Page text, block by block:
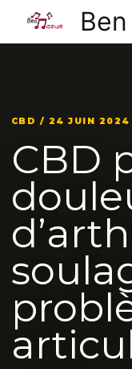
contenu
CBD / 24 JUIN 2024
CBD